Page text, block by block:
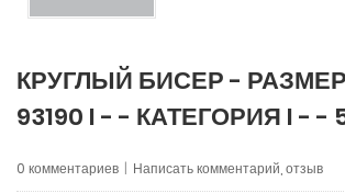
КРУГЛЫЙ БИСЕР - РАЗМЕР
93190 I - - КАТЕГОРИЯ I - -
0 комментариев | Написать комментарий, отзыв